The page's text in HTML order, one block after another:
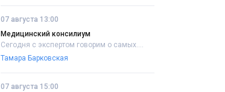
07 августа 13:00
Медицинский консилиум
Сегодня с экспертом говорим о самых....
Тамара Барковская
07 августа 15:00